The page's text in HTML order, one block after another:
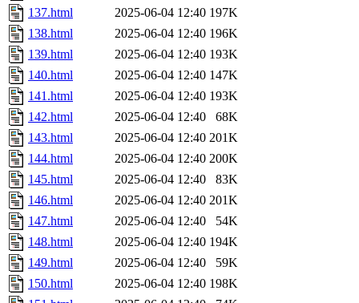
137.html
2025-06-04 12:40 197K
138.html
2025-06-04 12:40 196K
139.html
2025-06-04 12:40 193K
140.html
2025-06-04 12:40 147K
141.html
2025-06-04 12:40 193K
142.html
2025-06-04 12:40
68K
143.html
2025-06-04 12:40 201K
144.html
2025-06-04 12:40 200K
145.html
2025-06-04 12:40
83K
146.html
2025-06-04 12:40 201K
147.html
2025-06-04 12:40
54K
148.html
2025-06-04 12:40 194K
149.html
2025-06-04 12:40
59K
150.html
2025-06-04 12:40 198K